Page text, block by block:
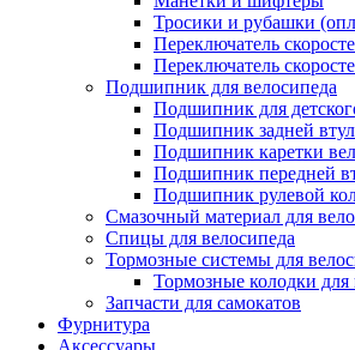
Тросики и рубашки
Переключатель
Переключатель
Подшипник для велосипеда
Подшипник для
Подшипник задней
Подшипник каретки
Подшипник передней
Подшипник рулевой
Смазочный материал для
Спицы для велосипеда
Тормозные системы для
Тормозные колодки для
Запчасти для самокатов
Фурнитура
Аксессуары